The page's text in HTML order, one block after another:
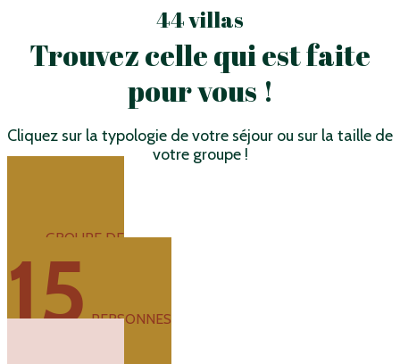
44 villas
Trouvez celle qui est faite
pour vous !
Cliquez sur la typologie de votre séjour ou sur la taille de
votre groupe !
GROUPE DE
15PERSONNES